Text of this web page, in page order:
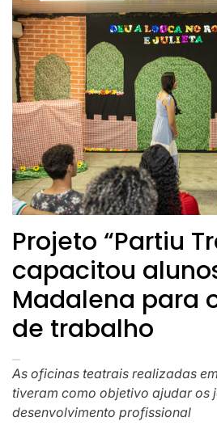
Projeto “Partiu
capacitou
Madalena para
de trabalho
As oficinas teatrais realizadas
tiveram como objetivo ajudar os
desenvolvimento profissional